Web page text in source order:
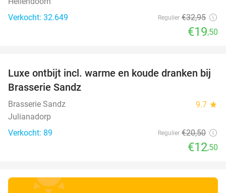
Verkocht: 32.649
Regulier €32,95
€19,50
39%
Luxe ontbijt incl. warme en koude dranken bij
Brasserie Sandz
Brasserie Sandz 9.7 star
Julianadorp
Verkocht: 89
Regulier €20,50
€12,50